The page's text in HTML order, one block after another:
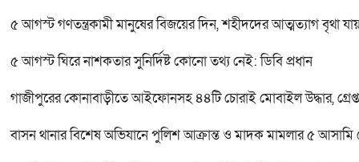
৫ আগস্ট গণতন্ত্রকামী মানুষের বিজয়ের দিন, শহীদদের আত্মত্যাগ বৃথা
৫ আগস্ট ঘিরে নাশকতার সুনির্দিষ্ট কোনো তথ্য নেই: ডিবি প্রধান
গাজীপুরের কোনাবাড়ীতে আইফোনসহ ৪৪টি চোরাই মোবাইল উদ্ধার,
বাসন থানার বিশেষ অভিযানে পুলিশ আক্রান্ত ও মাদক মামলার ৫ আসামি